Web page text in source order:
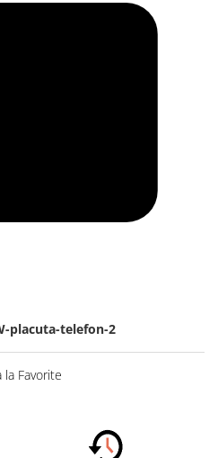
placuta-telefon-2
la Favorite